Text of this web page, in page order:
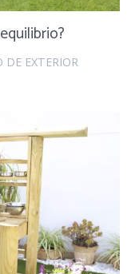
DE EXTERIOR